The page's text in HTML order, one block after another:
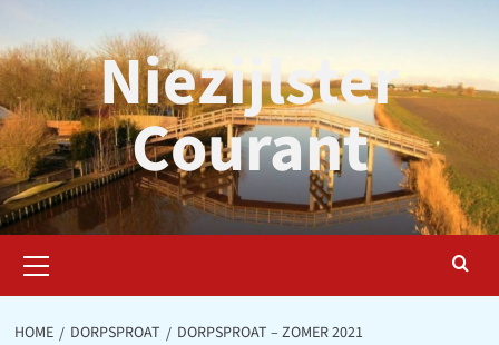
naar
de
inhoud
Niezijlster
Courant
menu
HOME DORPSPROAT DORPSPROAT – ZOMER 2021